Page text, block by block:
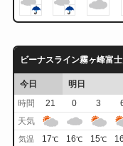
ビーナスライン霧ヶ峰富
今日 明日
時間
21 0 3
天気
気温 17℃ 16℃ 15℃